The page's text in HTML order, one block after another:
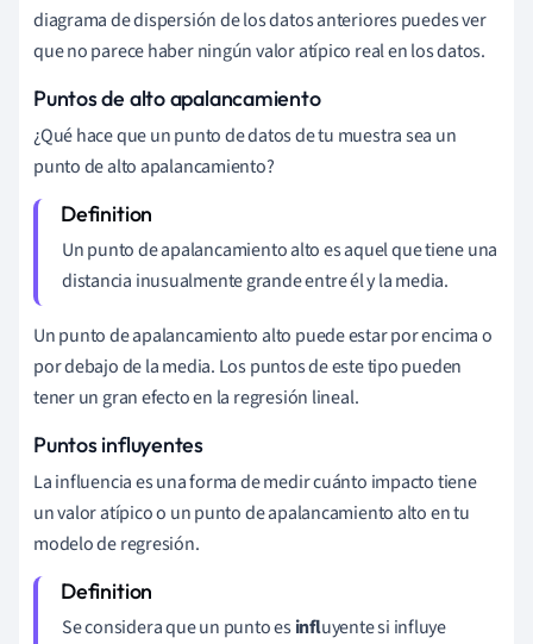
diagrama de dispersión de los datos anteriores puedes ver
que no parece haber ningún valor atípico real en los datos.
Puntos de alto apalancamiento
¿Qué hace que un punto de datos de tu muestra sea un
punto de alto apalancamiento?
Unpunto de apalancamiento altoes aquel que tiene una
distancia inusualmente grande entre él y la media.
Un punto de apalancamiento alto puede estar por encima o
por debajo de la media. Los puntos de este tipo pueden
tener un gran efecto en la regresión lineal.
Puntos influyentes
La influencia es una forma de medir cuánto impacto tiene
un valor atípico o un punto de apalancamiento alto en tu
modelo de regresión.
Se considera que un punto esinfluyentesi influye